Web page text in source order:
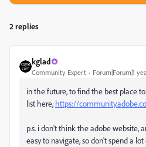
2 replies
kglad
Community Expert Forum|Forum|1
in the future, to find the best place
list here, https://
p.s. i don't think the adobe website,
easy to navigate, so don't spend a